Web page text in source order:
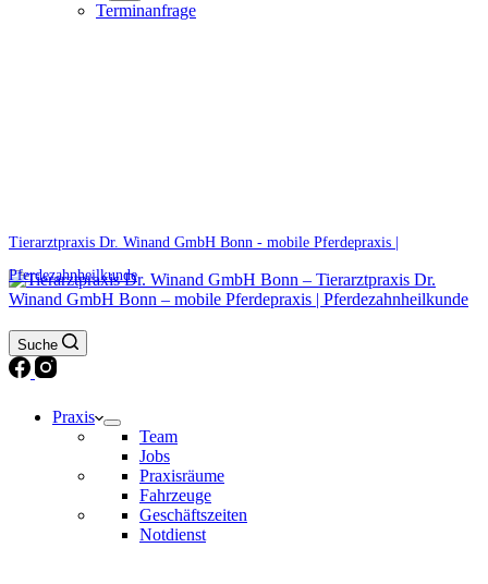
Terminanfrage
Tierarztpraxis Dr. Winand GmbH Bonn - mobile Pferdepraxis |
Pferdezahnheilkunde
Suche
Praxis
Team
Jobs
Praxisräume
Fahrzeuge
Geschäftszeiten
Notdienst